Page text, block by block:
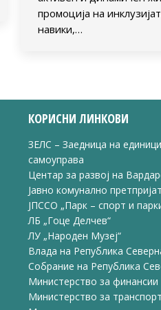
промоција на
навики,…
КОРИСНИ ЛИНКОВИ
ЗЕЛС – Заедница на
самоуправа
Центар за развој на
Јавно комунално
ЈПССО „Парк – спорт и
ЛБ „Гоце Делчев“
ЛУ „Народен Музеј“
Влада на Република
Собрание на Република
Министерство за финансии
Министерство за транспорт